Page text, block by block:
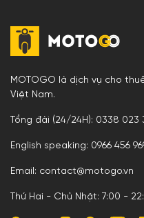
MOTOGO là dịch vụ cho
Việt Nam.
Tổng đài (24/24H): 0338 023
English speaking: 0966 456
Email: contact@motogo.vn
Thứ Hai - Chủ Nhật: 7:00 -